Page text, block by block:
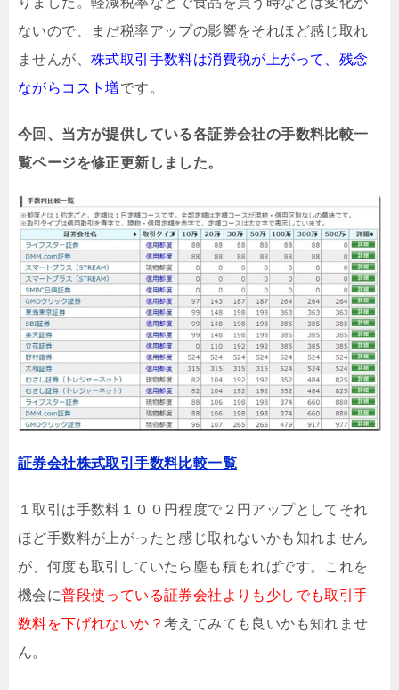
ないので、まだ税率アップの影響をそれほど感じ取れ
ませんが、 株式取引手数料は消費税が上がって、残念
ながらコスト増です。
今回、当方が提供している各証券会社の手数料比較一
覧ページを修正更新しました。
証券会社株式取引手数料比較一覧
１取引は手数料１００円程度で２円アップとしてそれ
ほど手数料が上がったと感じ取れないかも知れません
が、何度も取引していたら塵も積もればです。これを
機会に普段使っている証券会社よりも少しでも取引手
数料を下げれないか？ 考えてみても良いかも知れませ
ん。